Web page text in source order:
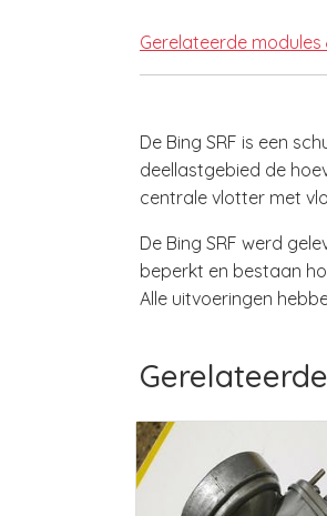
Gerelateerde modules
De Bing SRF is een
deellastgebied de
centrale vlotter met
De Bing SRF werd
beperkt en bestaan
Alle uitvoeringen